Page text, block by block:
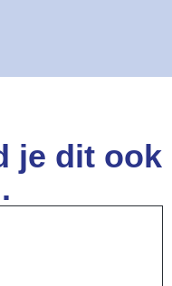
je dit ook